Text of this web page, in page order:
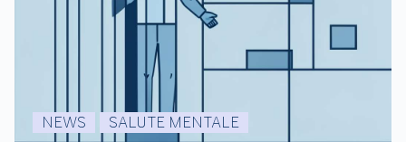
NEWS SALUTE MENTALE